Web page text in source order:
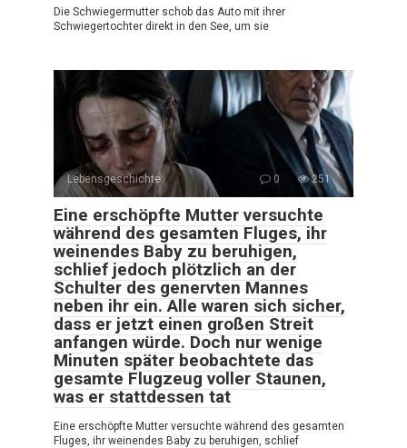
Die Schwiegermutter schob das Auto mit ihrer
Schwiegertochter direkt in den See, um sie
Lebensgeschichte 0 251
Eine erschöpfte Mutter versuchte
während des gesamten Fluges, ihr
weinendes Baby zu beruhigen,
schlief jedoch plötzlich an der
Schulter des genervten Mannes
neben ihr ein. Alle waren sich sicher,
dass er jetzt einen großen Streit
anfangen würde. Doch nur wenige
Minuten später beobachtete das
gesamte Flugzeug voller Staunen,
was er stattdessen tat
Eine erschöpfte Mutter versuchte während des gesamten
Fluges, ihr weinendes Baby zu beruhigen, schlief